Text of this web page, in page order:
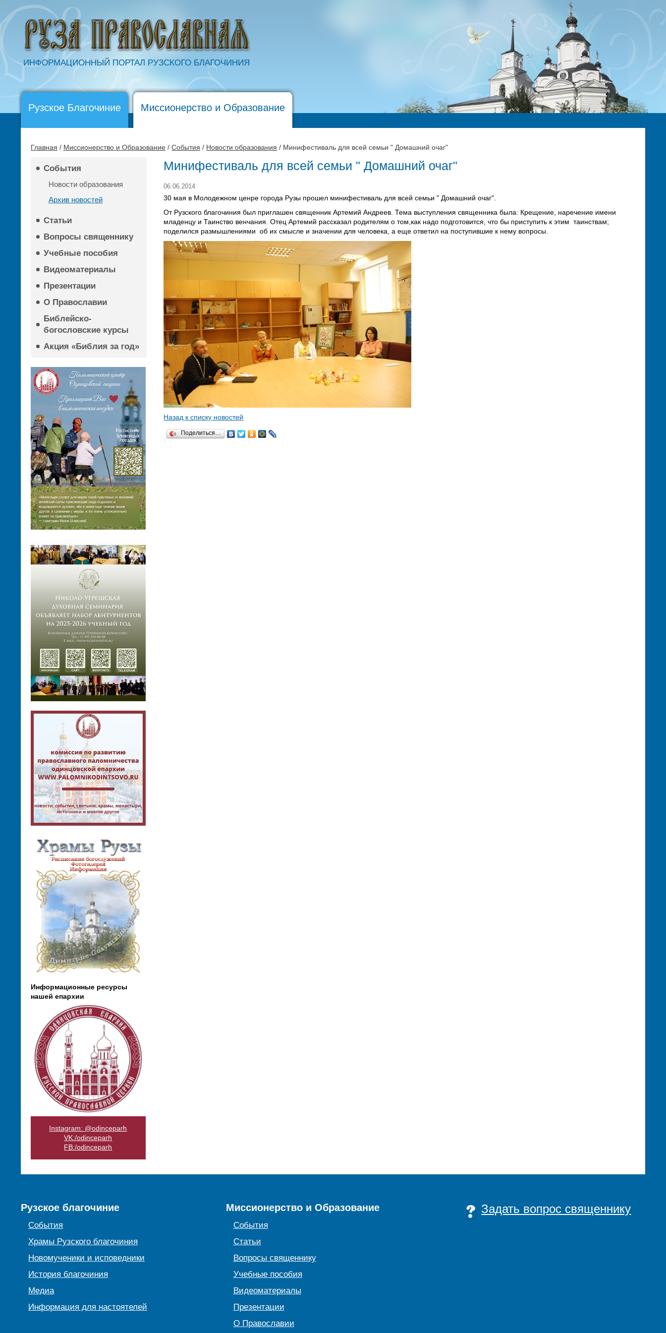
ИНФОРМАЦИОННЫЙ ПОРТАЛ РУЗСКОГО БЛАГОЧИНИЯ
Рузское Благочиние Миссионерство и Образование
Главная / Миссионерство и Образование / События / Новости образования / Минифестиваль для всей семьи " Домашний очаг"
События
Новости образования
Архив новостей
Статьи
Вопросы священнику
Учебные пособия
Видеоматериалы
Презентации
О Православии
Библейско-
богословские курсы
Акция «Библия за год»
Информационные ресурсы
нашей епархии
Instagram: @odinceparh
VK:/odinceparh
FB:/odinceparh
Минифестиваль для всей семьи " Домашний очаг"
06.06.2014
30 мая в Молодежном ценре города Рузы прошел минифестиваль для всей семьи " Домашний очаг".
От Рузского благочиния был приглашен священник Артемий Андреев. Тема выступления священника была: Крещение, наречение имени
младенцу и Таинство венчания. Отец Артемий рассказал родителям о том,как надо подготовится, что бы приступить к этим таинствам;
поделился размышлениями об их смысле и значении для человека, а еще ответил на поступившие к нему вопросы.
Назад к списку новостей
Поделиться…
Рузское благочиние
События
Храмы Рузского благочиния
Новомученики и исповедники
История благочиния
Медиа
Информация для настоятелей
Миссионерство и Образование
События
Статьи
Вопросы священнику
Учебные пособия
Видеоматериалы
Презентации
О Православии
Задать вопрос священнику